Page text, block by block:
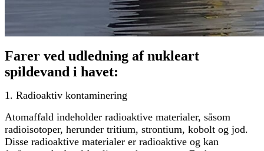
Farer ved udledning af nukleart
spildevand i havet:
1. Radioaktiv kontaminering
Atomaffald indeholder radioaktive materialer, såsom
radioisotoper, herunder tritium, strontium, kobolt og jod.
Disse radioaktive materialer er radioaktive og kan